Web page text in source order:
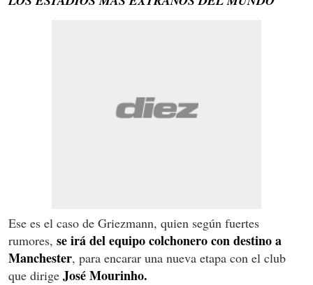
Ese es el caso de Griezmann, quien según fuertes
rumores, se irá del equipo colchonero con destino a
Manchester, para encarar una nueva etapa con el club
que dirige José Mourinho.